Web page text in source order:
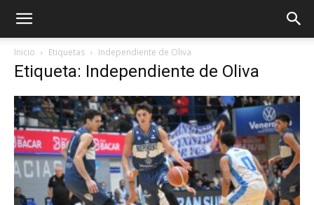
Inicio Etiquetas Independiente de Oliva
Etiqueta: Independiente de Oliva